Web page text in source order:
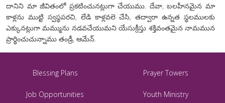
దానిని మా జీవితంలో ప్రకటించునట్లుగా చేయుము. దేవా, బలహీనమైన మా
కాళ్లను ముట్టి స్వస్థపరచి, లేడి కాళ్లవలె చేసి, తద్వారా ఉన్నత స్థలములకు
ఎక్కునట్లుగా మమ్మును నడవచేయుమని యేసుక్రీస్తు శక్తివంతమైన నామమున
ప్రార్థించుచున్నాము తండ్రీ, ఆమేన్.
Blessing Plans Prayer Towers
Job Opportunities Youth Ministry